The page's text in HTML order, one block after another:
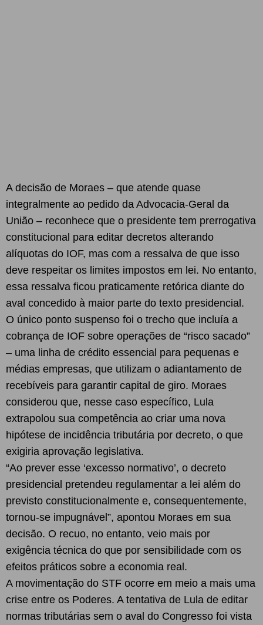
A decisão de Moraes – que atende quase
integralmente ao pedido da Advocacia-Geral da
União – reconhece que o presidente tem prerrogativa
constitucional para editar decretos alterando
alíquotas do IOF, mas com a ressalva de que isso
deve respeitar os limites impostos em lei. No entanto,
essa ressalva ficou praticamente retórica diante do
aval concedido à maior parte do texto presidencial.
O único ponto suspenso foi o trecho que incluía a
cobrança de IOF sobre operações de “risco sacado”
– uma linha de crédito essencial para pequenas e
médias empresas, que utilizam o adiantamento de
recebíveis para garantir capital de giro. Moraes
considerou que, nesse caso específico, Lula
extrapolou sua competência ao criar uma nova
hipótese de incidência tributária por decreto, o que
exigiria aprovação legislativa.
“Ao prever esse ‘excesso normativo’, o decreto
presidencial pretendeu regulamentar a lei além do
previsto constitucionalmente e, consequentemente,
tornou-se impugnável”, apontou Moraes em sua
decisão. O recuo, no entanto, veio mais por
exigência técnica do que por sensibilidade com os
efeitos práticos sobre a economia real.
A movimentação do STF ocorre em meio a mais uma
crise entre os Poderes. A tentativa de Lula de editar
normas tributárias sem o aval do Congresso foi vista